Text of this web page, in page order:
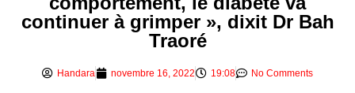
continuer à grimper », dixit Dr Bah
Traoré
Handara novembre 16, 2022 19:08 No Comments